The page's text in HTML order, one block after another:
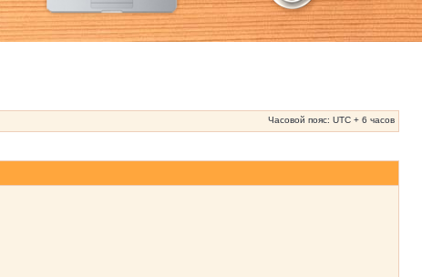
Часовой пояс: UTC + 6 часов